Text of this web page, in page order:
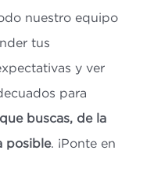
nuestro equipo
tus
y ver
para
buscas, de la
posible. ¡Ponte en